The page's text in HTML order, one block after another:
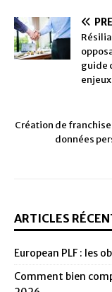
guide
Création de
données
ARTICLES
European PLF : les
Comment bien